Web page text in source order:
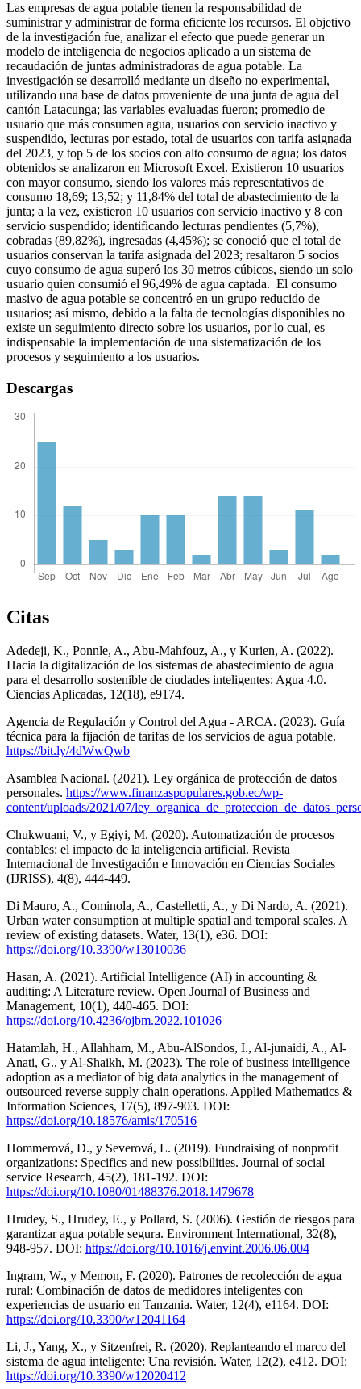
Las empresas de agua potable tienen la responsabilidad de
suministrar y administrar de forma eficiente los recursos. El objetivo
de la investigación fue, analizar el efecto que puede generar un
modelo de inteligencia de negocios aplicado a un sistema de
recaudación de juntas administradoras de agua potable. La
investigación se desarrolló mediante un diseño no experimental,
utilizando una base de datos proveniente de una junta de agua del
cantón Latacunga; las variables evaluadas fueron; promedio de
usuario que más consumen agua, usuarios con servicio inactivo y
suspendido, lecturas por estado, total de usuarios con tarifa asignada
del 2023, y top 5 de los socios con alto consumo de agua; los datos
obtenidos se analizaron en Microsoft Excel. Existieron 10 usuarios
con mayor consumo, siendo los valores más representativos de
consumo 18,69; 13,52; y 11,84% del total de abastecimiento de la
junta; a la vez, existieron 10 usuarios con servicio inactivo y 8 con
servicio suspendido; identificando lecturas pendientes (5,7%),
cobradas (89,82%), ingresadas (4,45%); se conoció que el total de
usuarios conservan la tarifa asignada del 2023; resaltaron 5 socios
cuyo consumo de agua superó los 30 metros cúbicos, siendo un solo
usuario quien consumió el 96,49% de agua captada. El consumo
masivo de agua potable se concentró en un grupo reducido de
usuarios; así mismo, debido a la falta de tecnologías disponibles no
existe un seguimiento directo sobre los usuarios, por lo cual, es
indispensable la implementación de una sistematización de los
procesos y seguimiento a los usuarios.
Descargas
Citas
Adedeji, K., Ponnle, A., Abu-Mahfouz, A., y Kurien, A. (2022).
Hacia la digitalización de los sistemas de abastecimiento de agua
para el desarrollo sostenible de ciudades inteligentes: Agua 4.0.
Ciencias Aplicadas, 12(18), e9174.
Agencia de Regulación y Control del Agua - ARCA. (2023). Guía
técnica para la fijación de tarifas de los servicios de agua potable.
https://bit.ly/4dWwQwb
Asamblea Nacional. (2021). Ley orgánica de protección de datos
personales. https://www.finanzaspopulares.gob.ec/wp-
content/uploads/2021/07/
Chukwuani, V., y Egiyi, M. (2020). Automatización de procesos
contables: el impacto de la inteligencia artificial. Revista
Internacional de Investigación e Innovación en Ciencias Sociales
(IJRISS), 4(8), 444-449.
Di Mauro, A., Cominola, A., Castelletti, A., y Di Nardo, A. (2021).
Urban water consumption at multiple spatial and temporal scales. A
review of existing datasets. Water, 13(1), e36. DOI:
https://doi.org/10.3390/w13010036
Hasan, A. (2021). Artificial Intelligence (AI) in accounting &
auditing: A Literature review. Open Journal of Business and
Management, 10(1), 440-465. DOI:
https://doi.org/10.4236/ojbm.2022.101026
Hatamlah, H., Allahham, M., Abu-AlSondos, I., Al-junaidi, A., Al-
Anati, G., y Al-Shaikh, M. (2023). The role of business intelligence
adoption as a mediator of big data analytics in the management of
outsourced reverse supply chain operations. Applied Mathematics &
Information Sciences, 17(5), 897-903. DOI:
https://doi.org/10.18576/amis/170516
Hommerová, D., y Severová, L. (2019). Fundraising of nonprofit
organizations: Specifics and new possibilities. Journal of social
service Research, 45(2), 181-192. DOI:
https://doi.org/10.1080/01488376.2018.1479678
Hrudey, S., Hrudey, E., y Pollard, S. (2006). Gestión de riesgos para
garantizar agua potable segura. Environment International, 32(8),
948-957. DOI: https://doi.org/10.1016/j.envint.2006.06.004
Ingram, W., y Memon, F. (2020). Patrones de recolección de agua
rural: Combinación de datos de medidores inteligentes con
experiencias de usuario en Tanzania. Water, 12(4), e1164. DOI:
https://doi.org/10.3390/w12041164
Li, J., Yang, X., y Sitzenfrei, R. (2020). Replanteando el marco del
sistema de agua inteligente: Una revisión. Water, 12(2), e412. DOI:
https://doi.org/10.3390/w12020412